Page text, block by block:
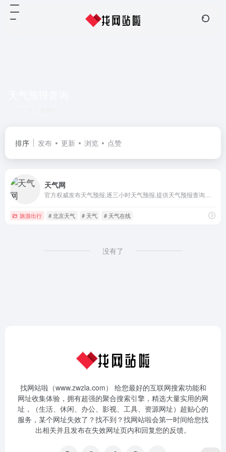
排序 发布 更新 浏览 点赞
天气网
旅游出行 # 北京天气 # 天气 # 天气在线
没有了
找网站啦（www.zwzla.com） 给您最好的互联网搜索功能和
网址收集体验，拥有超强的聚合搜索引擎，精选大量实用的网
址，（生活、休闲、办公、影视、工具、资源网址）超贴心的
服务，某个网址失效了？找不到？找网站啦会第一时间给您找
出相关并且发布在失效网址页内和回复您的反馈。